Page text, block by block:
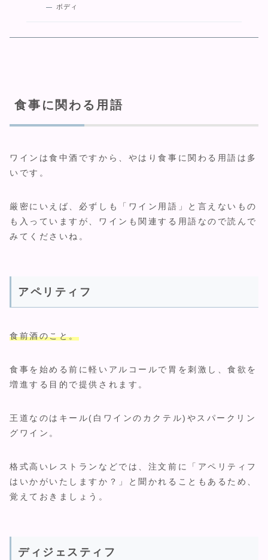
ボディ
食事に関わる用語
ワインは食中酒ですから、やはり食事に関わる用語は多
いです。
厳密にいえば、必ずしも「ワイン用語」と言えないもの
も入っていますが、ワインも関連する用語なので読んで
みてくださいね。
アペリティフ
食前酒のこと。
食事を始める前に軽いアルコールで胃を刺激し、食欲を
増進する目的で提供されます。
王道なのはキール(白ワインのカクテル)やスパークリン
グワイン。
格式高いレストランなどでは、注文前に「アペリティフ
はいかがいたしますか？」と聞かれることもあるため、
覚えておきましょう。
ディジェスティフ